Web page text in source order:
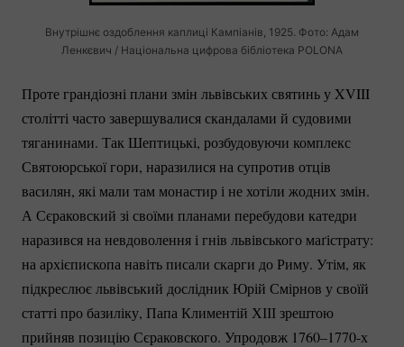
Внутрішнє оздоблення каплиці Кампіанів, 1925. Фото: Адам
Ленкєвич / Національна цифрова бібліотека POLONA
Проте грандіозні плани змін львівських святинь у XVIII
столітті часто завершувалися скандалами й судовими
тяганинами. Так Шептицькі, розбудовуючи комплекс
Святоюрської гори, наразилися на супротив отців
василян, які мали там монастир і не хотіли жодних змін.
А Сєраковский зі своїми планами перебудови катедри
наразився на невдоволення і гнів львівського маґістрату:
на архієпископа навіть писали скарги до Риму. Утім, як
підкреслює львівський дослідник Юрій Смірнов у своїй
статті про базиліку, Папа Климентій ХІІІ зрештою
прийняв позицію Сєраковского. Упродовж 1760–1770-х